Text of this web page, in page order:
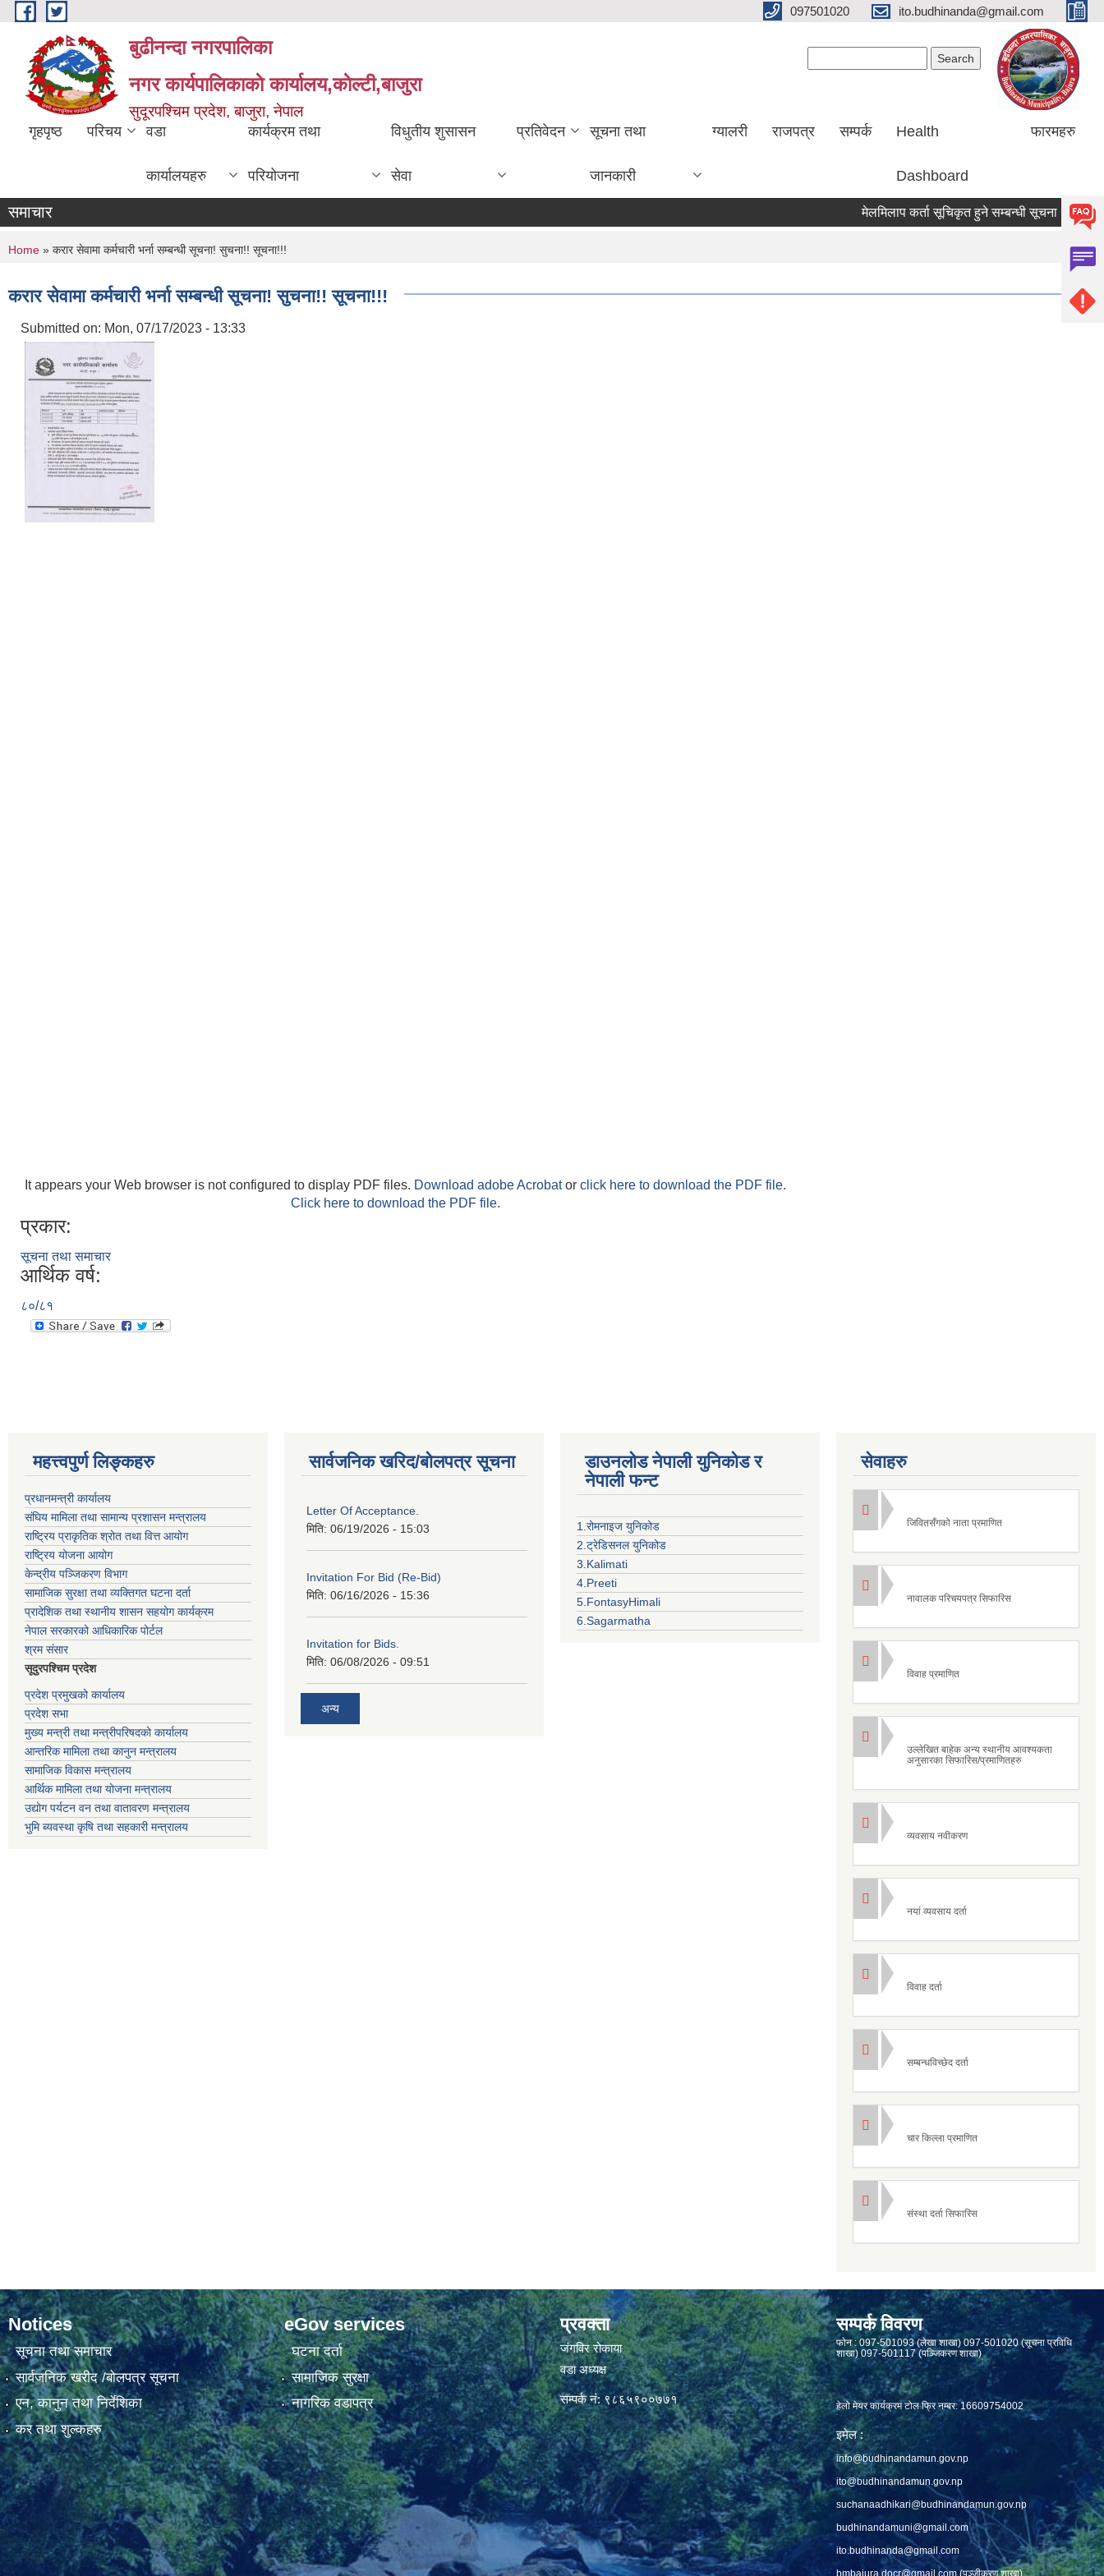
Skip to main content 097501020 ito.budhinanda@gmail.com
बुढीनन्दा नगरपालिका
नगर कार्यपालिकाकाे कार्यालय,काेल्टी,बाजुरा
सुदूरपश्चिम प्रदेश, बाजुरा, नेपाल
गृहपृष्ठ परिचय वडा
कार्यालयहरु
कार्यक्रम तथा
परियोजना
विधुतीय शुसासन
सेवा
प्रतिवेदन सूचना तथा
जानकारी
ग्यालरी राजपत्र सम्पर्क Health
Dashboard
फारमहरु
समाचार मेलमिलाप कर्ता सूचिकृत हुने सम्बन्धी सूचना । RIN
You are here
Home » करार सेवामा कर्मचारी भर्ना सम्बन्धी सूचना! सुचना!! सूचना!!!
करार सेवामा कर्मचारी भर्ना सम्बन्धी सूचना! सुचना!! सूचना!!!
Submitted on: Mon, 07/17/2023 - 13:33
It appears your Web browser is not configured to display PDF files. Download adobe Acrobator click here to download the PDF file.
Click here to download the PDF file.
प्रकार:
सूचना तथा समाचार
आर्थिक वर्ष:
८०/८१
महत्त्वपुर्ण लिङ्कहरु
प्रधानमन्त्री कार्यालय
संघिय मामिला तथा सामान्य प्रशासन मन्त्रालय
राष्ट्रिय प्राकृतिक श्रोत तथा वित्त आयोग
राष्ट्रिय योजना आयोग
केन्द्रीय पञ्जिकरण विभाग
सामाजिक सुरक्षा तथा व्यक्तिगत घटना दर्ता
प्रादेशिक तथा स्थानीय शासन सहयोग कार्यक्रम
नेपाल सरकारको आधिकारिक पोर्टल
श्रम संसार
सूदुरपश्चिम प्रदेश
प्रदेश प्रमुखको कार्यालय
प्रदेश सभा
मुख्य मन्त्री तथा मन्त्रीपरिषदको कार्यालय
आन्तरिक मामिला तथा कानुन मन्त्रालय
सामाजिक विकास मन्त्रालय
आर्थिक मामिला तथा योजना मन्त्रालय
उद्योग पर्यटन वन तथा वातावरण मन्त्रालय
भुमि ब्यवस्था कृषि तथा सहकारी मन्त्रालय
सार्वजनिक खरिद/बोलपत्र सूचना
Letter Of Acceptance.
मिति: 06/19/2026 - 15:03
Invitation For Bid (Re-Bid)
मिति: 06/16/2026 - 15:36
Invitation for Bids.
मिति: 06/08/2026 - 09:51
अन्य
डाउनलोड नेपाली युनिकोड र
नेपाली फन्ट
1.रोमनाइज युनिकोड
2.ट्रेडिसनल युनिकोड
3.Kalimati
4.Preeti
5.FontasyHimali
6.Sagarmatha
सेवाहरु
जिवितसँगको नाता प्रमाणित
नावालक परिचयपत्र सिफारिस
विवाह प्रमाणित
उल्लेखित बाहेक अन्य स्थानीय आवश्यकता
अनुसारका सिफारिस/प्रमाणितहरु
व्यवसाय नवीकरण
नयां व्यवसाय दर्ता
विवाह दर्ता
सम्बन्धविच्छेद दर्ता
चार किल्ला प्रमाणित
संस्था दर्ता सिफारिस
Notices
सूचना तथा समाचार
सार्वजनिक खरीद /बोलपत्र सूचना
एन, कानुन तथा निर्देशिका
कर तथा शुल्कहरु
eGov services
घटना दर्ता
सामाजिक सुरक्षा
नागरिक वडापत्र
प्रवक्ता
जंगविर रोकाया
वडा अध्यक्ष
सम्पर्क नं: ९८६५९००७७१
सम्पर्क विवरण
फाेन : 097-501093 (लेखा शाखा) 097-501020 (सूचना प्रविधि
शाखा) 097-501117 (पञ्जिकरण शाखा)
हेलो मेयर कार्यक्रम टोल फ्रि नम्बर: 16609754002
इमेल :
info@budhinandamun.gov.np
ito@budhinandamun.gov.np
suchanaadhikari@budhinandamun.gov.np
budhinandamuni@gmail.com
ito.budhinanda@gmail.com
bmbajura.docr@gmail.com (पञ्जीकरण शाखा)